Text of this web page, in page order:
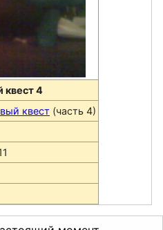
квест 4
квест (часть 4)